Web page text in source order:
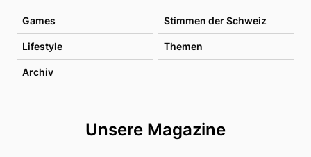
Games Stimmen der Schweiz
Lifestyle Themen
Archiv
Unsere Magazine